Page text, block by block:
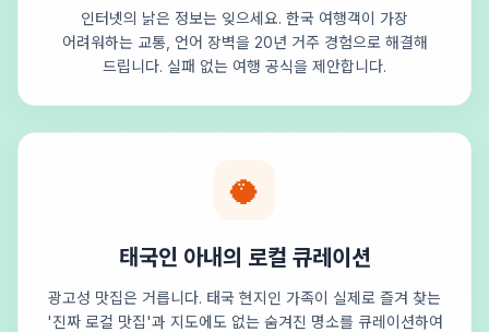
인터넷의 낡은 정보는 잊으세요. 한국 여행객이 가장
어려워하는 교통, 언어 장벽을 20년 거주 경험으로 해결해
드립니다. 실패 없는 여행 공식을 제안합니다.
🥥
태국인 아내의 로컬 큐레이션
광고성 맛집은 거릅니다. 태국 현지인 가족이 실제로 즐겨 찾는
'진짜 로컬 맛집'과 지도에도 없는 숨겨진 명소를 큐레이션하여